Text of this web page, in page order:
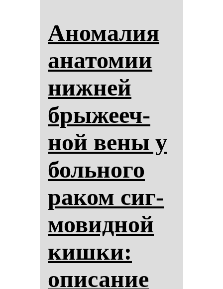
Ано­ма­лия
ана­то­мии
ниж­ней
бры­же­еч­
ной ве­ны у
боль­но­го
ра­ком сиг­
мо­вид­ной
киш­ки:
опи­са­ние